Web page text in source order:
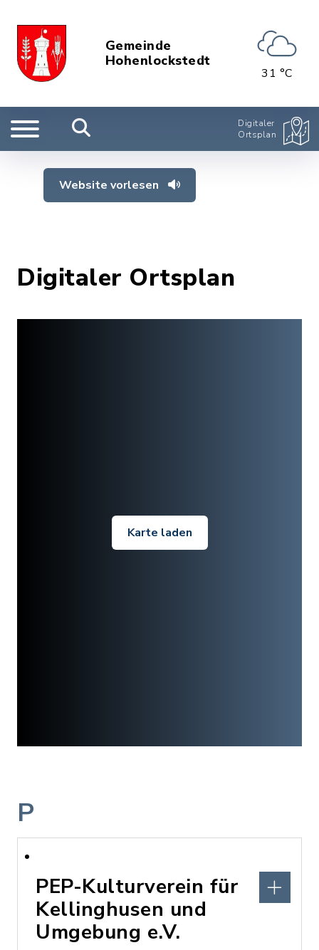
Gemeinde
Hohenlockstedt
31 °C
Digitaler
Ortsplan
Website vorlesen
Digitaler Ortsplan
Karte laden
P
PEP-Kulturverein für
Kellinghusen und
Umgebung e.V.